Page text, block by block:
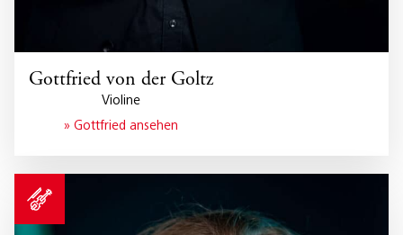
Gottfried von der Goltz
Violine
» Gottfried ansehen